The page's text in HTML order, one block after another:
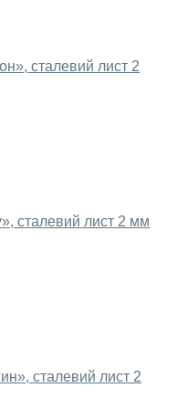
необхідних
Підбір
для
зробити замір та
має із
Після виміру та
заявку, не
замірника?
450 грн.
дверей?
сталевий лист 2
сталевий лист 2 мм
сталевий лист 2